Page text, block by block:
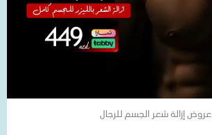
عروض إزالة شعر الجسم للرجال